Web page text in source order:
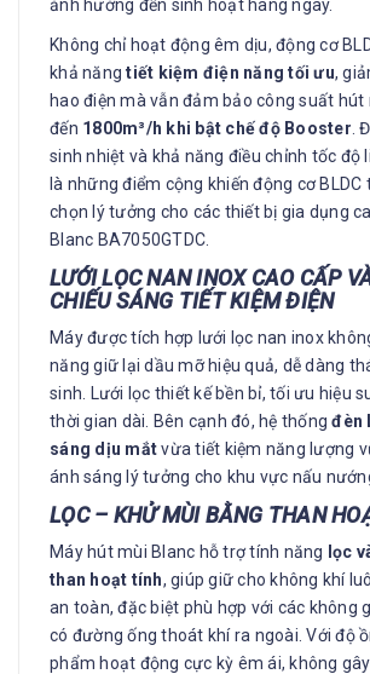
ảnh hưởng đến sinh hoạt hàng ngày.
Không chỉ hoạt động êm dịu, động cơ
khả năngtiết kiệm điện năng tối ưu,
hao điện mà vẫn đảm bảo công suất hút
đến 1800m³/h khi bật chế độ Booster .
sinh nhiệt và khả năng điều chỉnh tốc độ
là những điểm cộng khiến động cơ
chọn lý tưởng cho các thiết bị gia dụng
Blanc BA7050GTDC.
LƯỚI LỌC NAN INOX CAO CẤP
CHIẾU SÁNG TIẾT KIỆM ĐIỆN
Máy được tích hợp lưới lọc nan inox
năng giữ lại dầu mỡ hiệu quả, dễ dàng
sinh. Lưới lọc thiết kế bền bỉ, tối ưu hiệu
thời gian dài. Bên cạnh đó, hệ thốngđèn
sáng dịu mắtvừa tiết kiệm năng lượng
ánh sáng lý tưởng cho khu vực nấu
LỌC – KHỬ MÙI BẰNG THAN
Máy hút mùi Blanc hỗ trợ tính năng lọc
than hoạt tính, giúp giữ cho không khí
an toàn, đặc biệt phù hợp với các không
có đường ống thoát khí ra ngoài. Với độ
phẩm hoạt động cực kỳ êm ái, không